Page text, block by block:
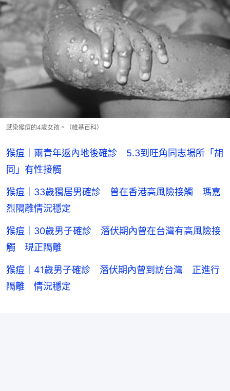
感染猴痘的4歲女孩。（維基百科）
猴痘｜兩青年返內地後確診 5.3到旺角同志場所「胡
同」有性接觸
猴痘｜33歲獨居男確診 曾在香港高風險接觸 瑪嘉
烈隔離情況穩定
猴痘｜30歲男子確診 潛伏期內曾在台灣有高風險接
觸 現正隔離
猴痘｜41歲男子確診 潛伏期內曾到訪台灣 正進行
隔離 情況穩定